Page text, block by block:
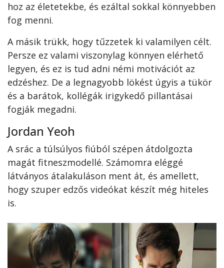
hoz az életetekbe, és ezáltal sokkal könnyebben
fog menni.
A másik trükk, hogy tűzzetek ki valamilyen célt.
Persze ez valami viszonylag könnyen elérhető
legyen, és ez is tud adni némi motivációt az
edzéshez. De a legnagyobb lökést úgyis a tükör
és a barátok, kollégák irigykedő pillantásai
fogják megadni.
Jordan Yeoh
A srác a túlsúlyos fiúból szépen átdolgozta
magát fitneszmodellé. Számomra eléggé
látványos átalakuláson ment át, és amellett,
hogy szuper edzős videókat készít még hiteles
is.